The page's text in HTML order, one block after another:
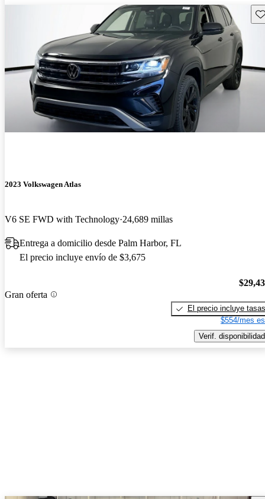
2023 Volkswagen Atlas
V6 SE FWD with Technology 24,689 millas
Entrega a domicilio desde Palm Harbor, FL
El precio incluye envío de $3,675
Gran oferta
El precio incluye tasas
$554/mes
Verif. disponibilidad